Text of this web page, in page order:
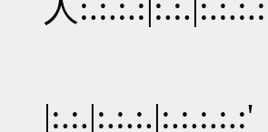
人
|:.:.|:.:.:.